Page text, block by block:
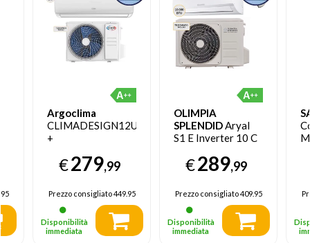
Argoclima
CLIMADESIGN12UE
+
Climatizzatore
system Bianco
12000 btu Wi-Fi
€279,99
Prezzo consigliato449.95
Disponibilità
immediata
OLIMPIA
SPLENDIDAryal
S1 E Inverter 10 C
split system Bianco
€289,99
Prezzo consigliato409.95
Disponibilità
immediata